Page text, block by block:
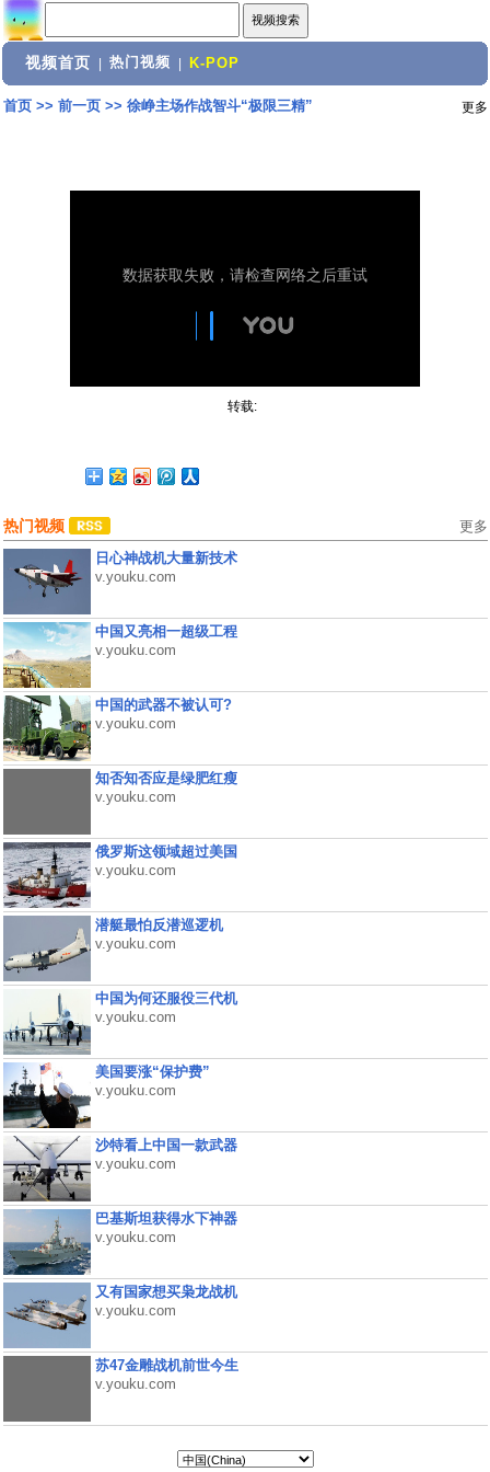
视频首页 热门视频 K-POP
首页>> 前一页>> 徐峥主场作战智斗“极限三精” 更多
转载:
热门视频 更多
日心神战机大量新技术
v.youku.com
中国又亮相一超级工程
v.youku.com
中国的武器不被认可?
v.youku.com
知否知否应是绿肥红瘦
v.youku.com
俄罗斯这领域超过美国
v.youku.com
潜艇最怕反潜巡逻机
v.youku.com
中国为何还服役三代机
v.youku.com
美国要涨“保护费”
v.youku.com
沙特看上中国一款武器
v.youku.com
巴基斯坦获得水下神器
v.youku.com
又有国家想买枭龙战机
v.youku.com
苏47金雕战机前世今生
v.youku.com